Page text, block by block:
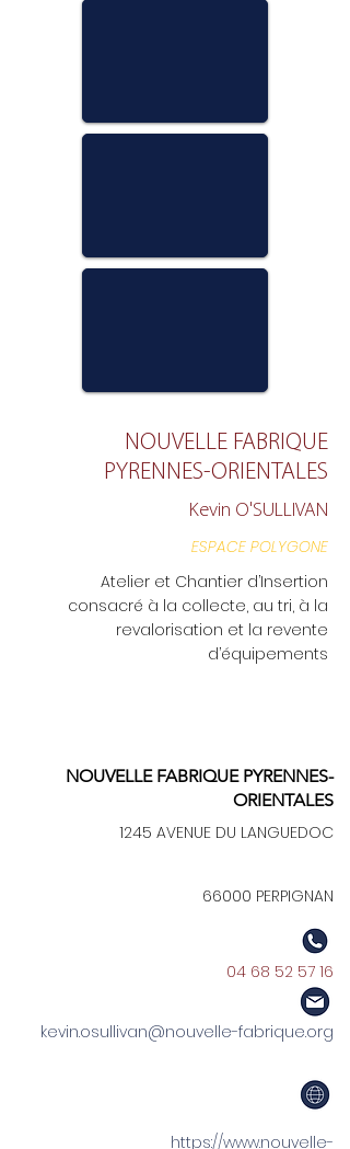
NOUVELLE FABRIQUE
PYRENNES-ORIENTALES
Kevin O'SULLIVAN
ESPACE POLYGONE
Atelier et Chantier d’Insertion
consacré à la collecte, au tri, à la
revalorisation et la revente
d’équipements
NOUVELLE FABRIQUE PYRENNES-
ORIENTALES
1245 AVENUE DU LANGUEDOC
66000 PERPIGNAN
04 68 52 57 16
kevin.osullivan@nouvelle-fabrique.org
https://www.nouvelle-